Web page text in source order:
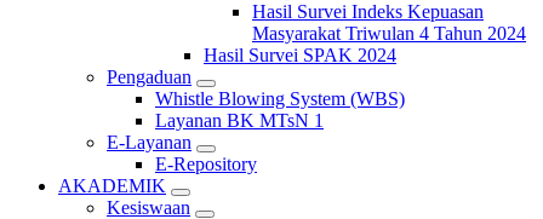
Hasil Survei Indeks Kepuasan
Masyarakat Triwulan 4 Tahun 2024
Hasil Survei SPAK 2024
Pengaduan
Whistle Blowing System (WBS)
Layanan BK MTsN 1
E-Layanan
E-Repository
AKADEMIK
Kesiswaan